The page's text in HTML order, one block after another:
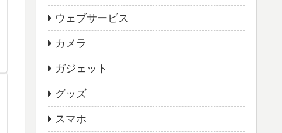
ウェブサービス
カメラ
ガジェット
グッズ
スマホ